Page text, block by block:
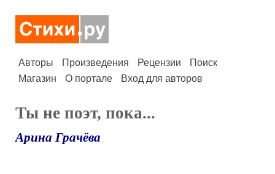
Авторы Произведения Рецензии
Поиск
Магазин
О портале Вход для авторов
Ты не поэт, пока...
Арина Грачёва